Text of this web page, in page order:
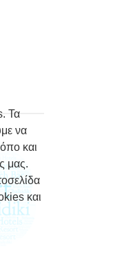
Τα
να
και
μας.
και